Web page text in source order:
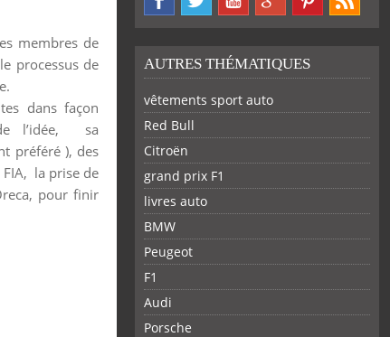
membres de
processus de
dans façon
l’idée, sa
préféré ), des
la prise de
pour finir
AUTRES THÉMATIQUES
vêtements sport auto
Red Bull
Citroën
grand prix F1
livres auto
BMW
Peugeot
F1
Audi
Porsche